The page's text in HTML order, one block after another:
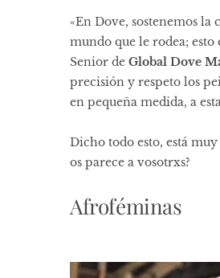
«En Dove, sostenemos
mundo que le rodea;
Senior de Global Dove
precisión y respeto los
en pequeña medida, a
Dicho todo esto, está
os parece a vosotrxs?
Afroféminas